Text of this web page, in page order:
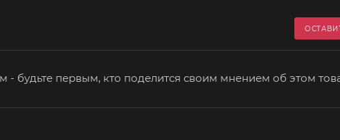
- будьте первым, кто поделится своим мнением об этом